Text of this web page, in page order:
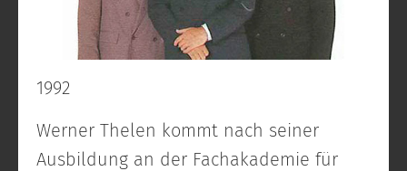
1992
Werner Thelen kommt nach seiner
Ausbildung an der Fachakademie für